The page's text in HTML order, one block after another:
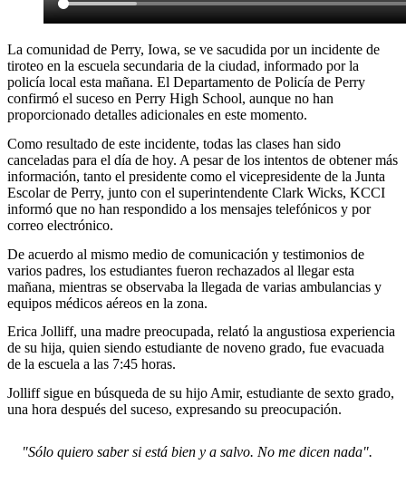
La comunidad de Perry, Iowa, se ve sacudida por un incidente de
tiroteo en la escuela secundaria de la ciudad, informado por la
policía local esta mañana. El Departamento de Policía de Perry
confirmó el suceso en Perry High School, aunque no han
proporcionado detalles adicionales en este momento.
Como resultado de este incidente, todas las clases han sido
canceladas para el día de hoy. A pesar de los intentos de obtener más
información, tanto el presidente como el vicepresidente de la Junta
Escolar de Perry, junto con el superintendente Clark Wicks, KCCI
informó que no han respondido a los mensajes telefónicos y por
correo electrónico.
De acuerdo al mismo medio de comunicación y testimonios de
varios padres, los estudiantes fueron rechazados al llegar esta
mañana, mientras se observaba la llegada de varias ambulancias y
equipos médicos aéreos en la zona.
Erica Jolliff, una madre preocupada, relató la angustiosa experiencia
de su hija, quien siendo estudiante de noveno grado, fue evacuada
de la escuela a las 7:45 horas.
Jolliff sigue en búsqueda de su hijo Amir, estudiante de sexto grado,
una hora después del suceso, expresando su preocupación.
"Sólo quiero saber si está bien y a salvo. No me dicen nada".